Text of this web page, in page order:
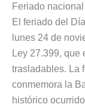
Feriado
El feriado del
lunes 24 de
Ley 27.399, que
trasladables. La
conmemora la
histórico